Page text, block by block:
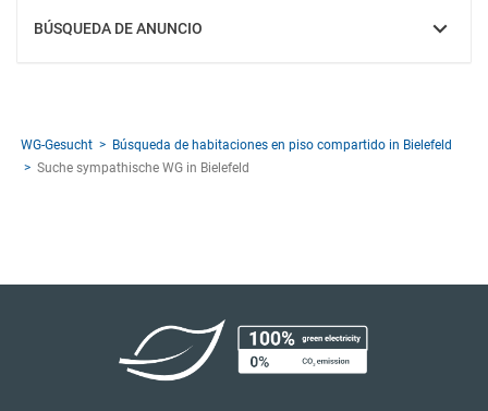
BÚSQUEDA DE ANUNCIO
MOSTRAR
WG-Gesucht
Búsqueda de habitaciones en piso compartido in Bielefeld
Suche sympathische WG in Bielefeld